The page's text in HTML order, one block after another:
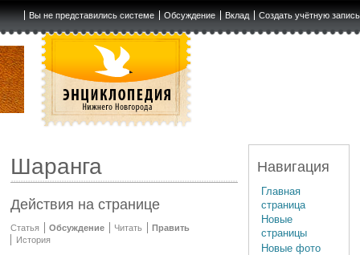
Вы не представились системе Обсуждение Вклад Создать учётную запись
Шаранга
Действия на странице
Статья Обсуждение Читать
Править
История
Навигация
Главная
страница
Новые
страницы
Новые фото